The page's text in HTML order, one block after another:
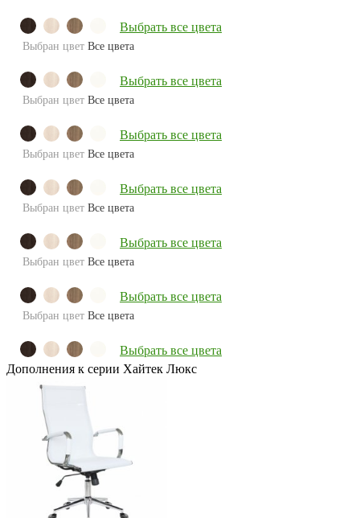
Выбрать все цвета
Выбран цвет Все цвета
Выбрать все цвета
Выбран цвет Все цвета
Выбрать все цвета
Выбран цвет Все цвета
Выбрать все цвета
Выбран цвет Все цвета
Выбрать все цвета
Выбран цвет Все цвета
Выбрать все цвета
Выбран цвет Все цвета
Выбрать все цвета
Дополнения к серии Хайтек Люкс